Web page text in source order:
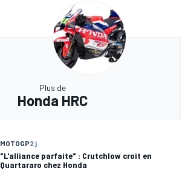
Plus de
Honda HRC
MOTOGP2 j
"L'alliance parfaite" : Crutchlow croit en
Quartararo chez Honda